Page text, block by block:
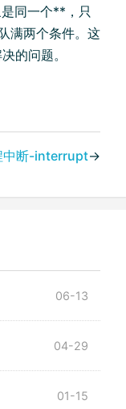
同一个**，只
满两个条件。这
的问题。
中断-interrupt→
06-13
04-29
01-15